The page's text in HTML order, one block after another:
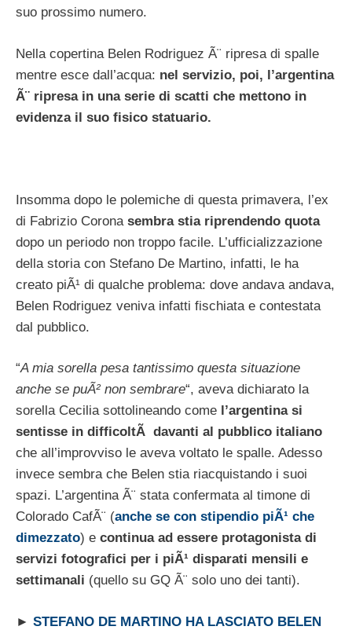
suo prossimo numero.
Nella copertina Belen Rodriguez Ã¨ ripresa di spalle
mentre esce dall’acqua: nel servizio, poi, l’argentina
Ã¨ ripresa in una serie di scatti che mettono in
evidenza il suo fisico statuario.
Insomma dopo le polemiche di questa primavera, l’ex
di Fabrizio Corona sembra stia riprendendo quota
dopo un periodo non troppo facile. L’ufficializzazione
della storia con Stefano De Martino, infatti, le ha
creato piÃ¹ di qualche problema: dove andava andava,
Belen Rodriguez veniva infatti fischiata e contestata
dal pubblico.
“A mia sorella pesa tantissimo questa situazione
anche se puÃ² non sembrare“, aveva dichiarato la
sorella Cecilia sottolineando come l’argentina si
sentisse in difficoltÃ davanti al pubblico italiano
che all’improvviso le aveva voltato le spalle. Adesso
invece sembra che Belen stia riacquistando i suoi
spazi. L’argentina Ã¨ stata confermata al timone di
Colorado CafÃ¨ (anche se con stipendio piÃ¹ che
dimezzato) e continua ad essere protagonista di
servizi fotografici per i piÃ¹ disparati mensili e
settimanali (quello su GQ Ã¨ solo uno dei tanti).
► STEFANO DE MARTINO HA LASCIATO BELEN